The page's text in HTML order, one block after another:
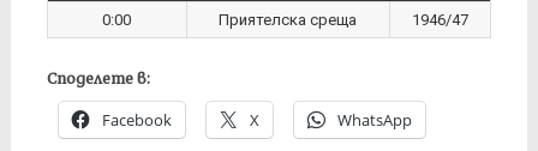
0:00 Приятелска среща 1946/47
Споделете в:
Facebook X WhatsApp